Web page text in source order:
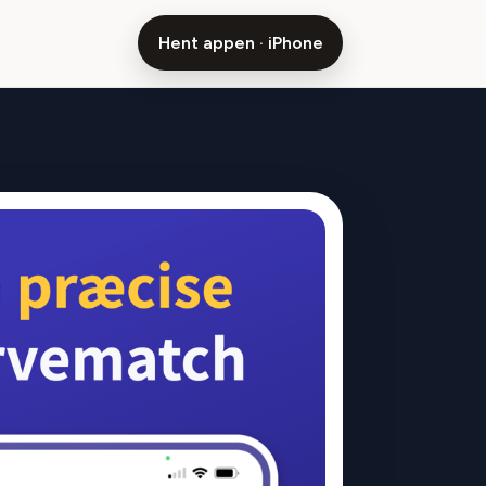
Hent appen · iPhone